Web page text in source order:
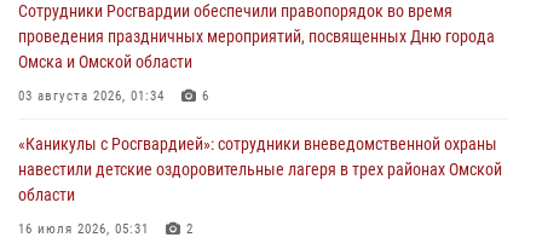
тренировка по управлению беспилотниками (видео)
30 июля 2026, 04:39 2
Росгвардия обеспечила безопасность уникального передвижного
29 июля 2026, 01:49
Росгвардейцы приняли участие в крестном ходе в День крещения
Руси в Омске
Сотрудники Росгвардии обеспечили правопорядок во время
проведения праздничных мероприятий, посвященных Дню города
Омска и Омской области
03 августа 2026, 01:34 6
«Каникулы с Росгвардией»: сотрудники вневедомственной охраны
навестили детские оздоровительные лагеря в трех районах Омской
области
16 июля 2026, 05:31 2